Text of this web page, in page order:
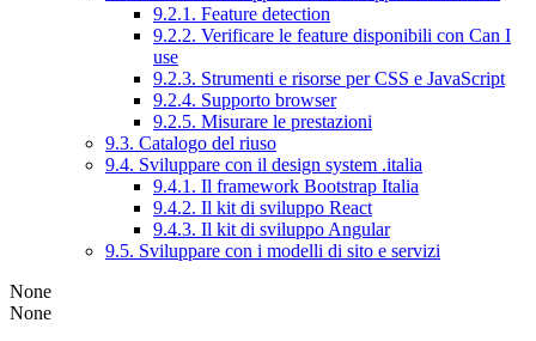
9.2.1. Feature detection
9.2.2. Verificare le feature disponibili con Can I
use
9.2.3. Strumenti e risorse per CSS e JavaScript
9.2.4. Supporto browser
9.2.5. Misurare le prestazioni
9.3. Catalogo del riuso
9.4. Sviluppare con il design system .italia
9.4.1. Il framework Bootstrap Italia
9.4.2. Il kit di sviluppo React
9.4.3. Il kit di sviluppo Angular
9.5. Sviluppare con i modelli di sito e servizi
None
None